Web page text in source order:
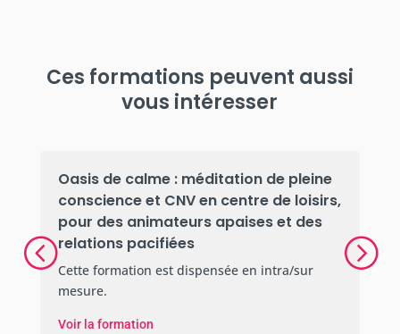
Ces formations peuvent aussi
vous intéresser
Oasis de calme : méditation de pleine
conscience et CNV en centre de loisirs,
pour des animateurs apaises et des
relations pacifiées
Cette formation est dispensée en intra/sur
mesure.
Voir la formation